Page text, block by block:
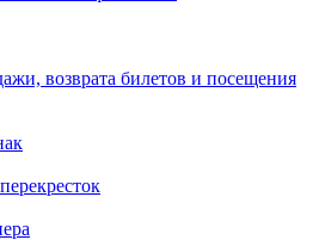
возврата билетов и посещения